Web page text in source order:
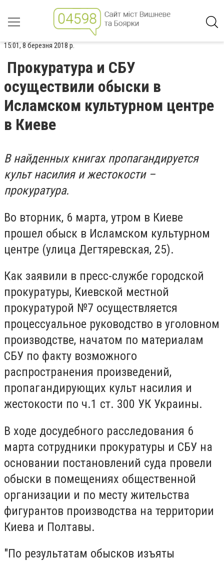
15:01, 8 березня 2018 р.
Прокуратура и СБУ
осуществили обыски в
Исламском культурном центре
в Киеве
В найденных книгах пропагандируется
культ насилия и жестокости –
прокуратура.
Во вторник, 6 марта, утром в Киеве
прошел обыск в Исламском культурном
центре (улица Дегтяревская, 25).
Как заявили в пресс-службе городской
прокуратуры, Киевской местной
прокуратурой №7 осуществляется
процессуальное руководство в уголовном
производстве, начатом по материалам
СБУ по факту возможного
распространения произведений,
пропагандирующих культ насилия и
жестокости по ч.1 ст. 300 УК Украины.
В ходе досудебного расследования 6
марта сотрудники прокуратуры и СБУ на
основании постановлений суда провели
обыски в помещениях общественной
организации и по месту жительства
фигурантов производства на территории
Киева и Полтавы.
"По результатам обысков изъяты